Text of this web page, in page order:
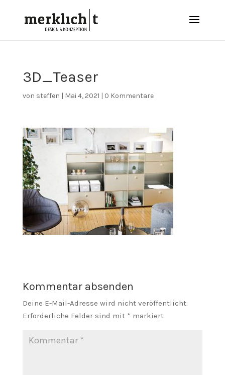
3D_Teaser
von steffen | Mai 4, 2021 | 0 Kommentare
Kommentar absenden
Deine E-Mail-Adresse wird nicht veröffentlicht.
Erforderliche Felder sind mit * markiert